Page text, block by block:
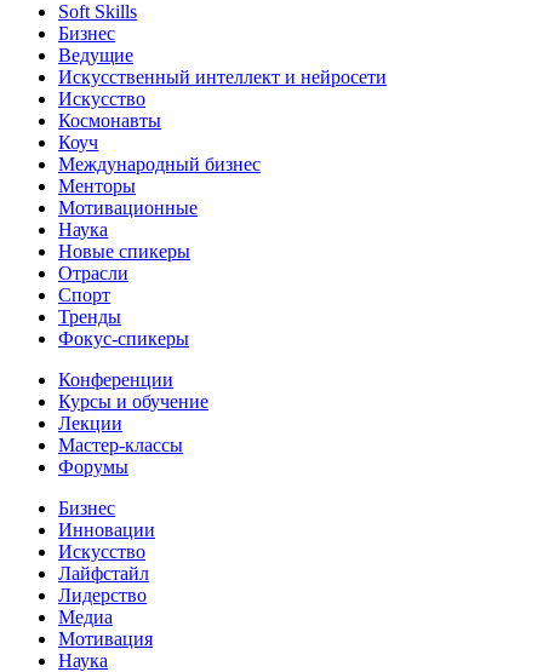
Soft Skills
Бизнес
Ведущие
Искусственный интеллект и нейросети
Искусство
Космонавты
Коуч
Международный бизнес
Менторы
Мотивационные
Наука
Новые спикеры
Отрасли
Спорт
Тренды
Фокус-спикеры
Конференции
Курсы и обучение
Лекции
Мастер-классы
Форумы
Бизнес
Инновации
Искусство
Лайфстайл
Лидерство
Медиа
Мотивация
Наука